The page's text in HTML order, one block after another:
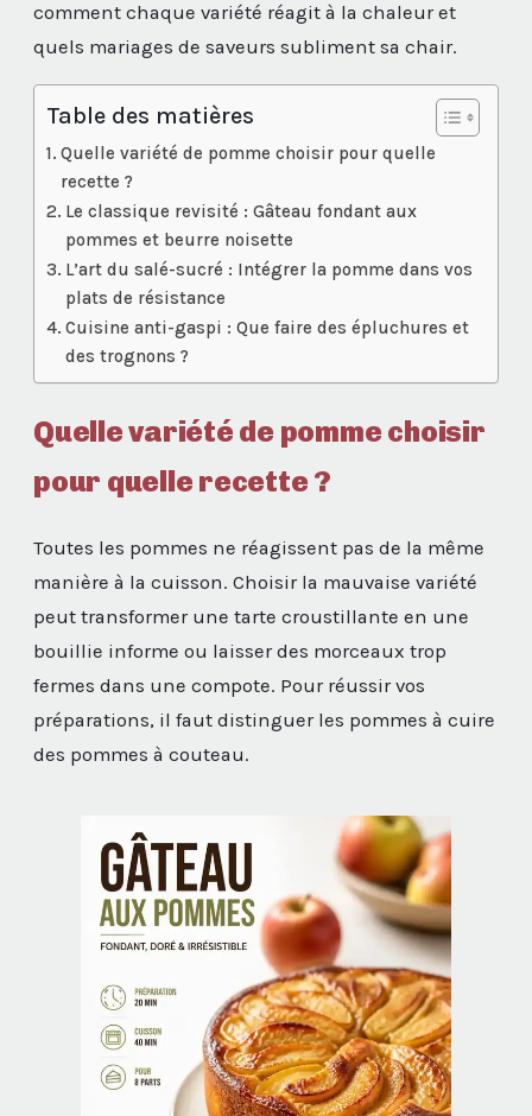
comment chaque variété réagit à la chaleur et
quels mariages de saveurs subliment sa chair.
Table des matières
Quelle variété de pomme choisir pour quelle
recette ?
Le classique revisité : Gâteau fondant aux
pommes et beurre noisette
L’art du salé-sucré : Intégrer la pomme dans vos
plats de résistance
Cuisine anti-gaspi : Que faire des épluchures et
des trognons ?
Quelle variété de pomme choisir
pour quelle recette ?
Toutes les pommes ne réagissent pas de la même
manière à la cuisson. Choisir la mauvaise variété
peut transformer une tarte croustillante en une
bouillie informe ou laisser des morceaux trop
fermes dans une compote. Pour réussir vos
préparations, il faut distinguer les pommes à cuire
des pommes à couteau.